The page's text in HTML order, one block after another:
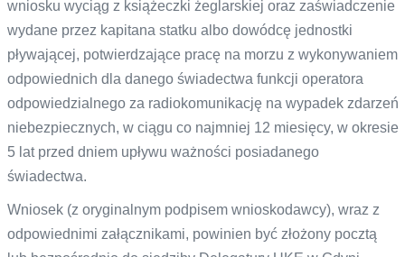
wniosku wyciąg z książeczki żeglarskiej oraz zaświadczenie
wydane przez kapitana statku albo dowódcę jednostki
pływającej, potwierdzające pracę na morzu z wykonywaniem
odpowiednich dla danego świadectwa funkcji operatora
odpowiedzialnego za radiokomunikację na wypadek zdarzeń
niebezpiecznych, w ciągu co najmniej 12 miesięcy, w okresie
5 lat przed dniem upływu ważności posiadanego
świadectwa.
Wniosek (z oryginalnym podpisem wnioskodawcy), wraz z
odpowiednimi załącznikami, powinien być złożony pocztą